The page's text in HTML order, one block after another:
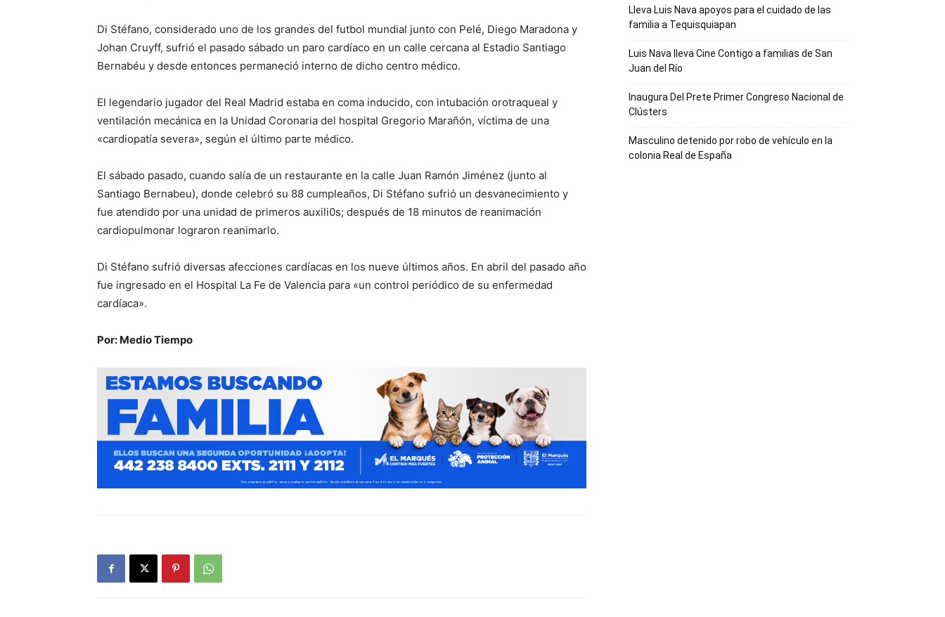
Di Stéfano, considerado uno de los grandes del futbol mundial junto con Pelé, Diego Maradona y
Johan Cruyff, sufrió el pasado sábado un paro cardíaco en un calle cercana al Estadio Santiago
Bernabéu y desde entonces permaneció interno de dicho centro médico.
El legendario jugador del Real Madrid estaba en coma inducido, con intubación orotraqueal y
ventilación mecánica en la Unidad Coronaria del hospital Gregorio Marañón, víctima de una
«cardiopatía severa», según el último parte médico.
El sábado pasado, cuando salía de un restaurante en la calle Juan Ramón Jiménez (junto al
Santiago Bernabeu), donde celebró su 88 cumpleaños, Di Stéfano sufrió un desvanecimiento y
fue atendido por una unidad de primeros auxili0s; después de 18 minutos de reanimación
cardiopulmonar lograron reanimarlo.
Di Stéfano sufrió diversas afecciones cardíacas en los nueve últimos años. En abril del pasado año
fue ingresado en el Hospital La Fe de Valencia para «un control periódico de su enfermedad
cardíaca».
Por: Medio Tiempo
Lleva Luis Nava apoyos para el cuidado de las
familia a Tequisquiapan
Luis Nava lleva Cine Contigo a familias de San
Juan del Río
Inaugura Del Prete Primer Congreso Nacional de
Clústers
Masculino detenido por robo de vehículo en la
colonia Real de España